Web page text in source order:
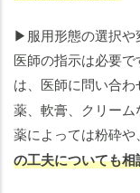
▶服用形態の選択や
医師の指示は必要
は、医師に問い合
薬、軟膏、クリーム
薬によっては粉砕や
の工夫についても